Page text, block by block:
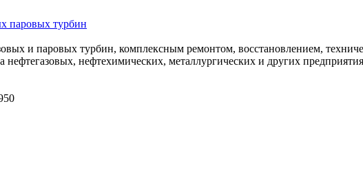
паровых турбин
и паровых турбин, комплексным ремонтом, восстановлением,
нефтехимических, металлургических и других